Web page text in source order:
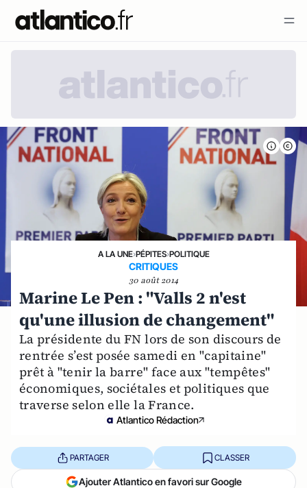
A LA UNE›PÉPITES›POLITIQUE
CRITIQUES
30 août 2014
Marine Le Pen : "Valls 2 n'est
qu'une illusion de changement"
La présidente du FN lors de son discours de
rentrée s’est posée samedi en "capitaine"
prêt à "tenir la barre" face aux "tempêtes"
économiques, sociétales et politiques que
traverse selon elle la France.
Atlantico Rédaction
PARTAGER CLASSER
Ajouter Atlantico en favori sur Google